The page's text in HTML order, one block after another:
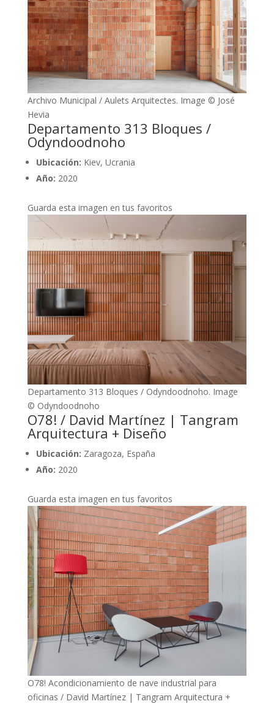
Archivo Municipal / Aulets Arquitectes. Image © José
Hevia
Departamento 313 Bloques /
Odyndoodnoho
Ubicación: Kiev, Ucrania
Año: 2020
Guarda esta imagen en tus favoritos
Departamento 313 Bloques / Odyndoodnoho. Image
© Odyndoodnoho
O78! / David Martínez | Tangram
Arquitectura + Diseño
Ubicación: Zaragoza, España
Año: 2020
Guarda esta imagen en tus favoritos
O78! Acondicionamiento de nave industrial para
oficinas / David Martínez | Tangram Arquitectura +